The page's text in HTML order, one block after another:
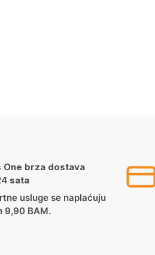
One brza dostava
sata
usluge se naplaćuju
9,90 BAM.